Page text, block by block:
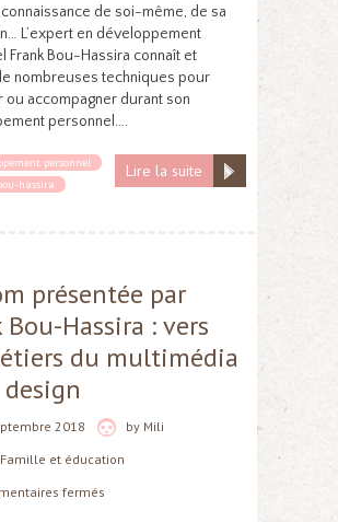
de soi-même, de sa
L’expert en développement
Frank Bou-Hassira connaît et
nombreuses techniques pour
ou accompagner durant son
personnel….
Lire la suite
personnel
hassira
présentée par
Bou-Hassira : vers
du multimédia
2018 by Mili
Famille et éducation
fermés